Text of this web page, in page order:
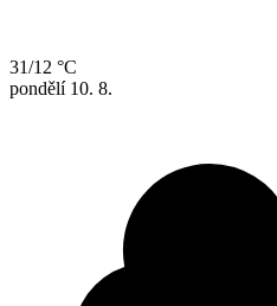
31/12 °C
pondělí 10. 8.